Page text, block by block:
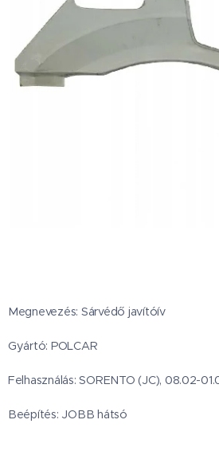
Megnevezés: Sárvédő javítóív
Gyártó: POLCAR
Felhasználás: SORENTO (JC), 08.02-
Beépítés: JOBB hátsó